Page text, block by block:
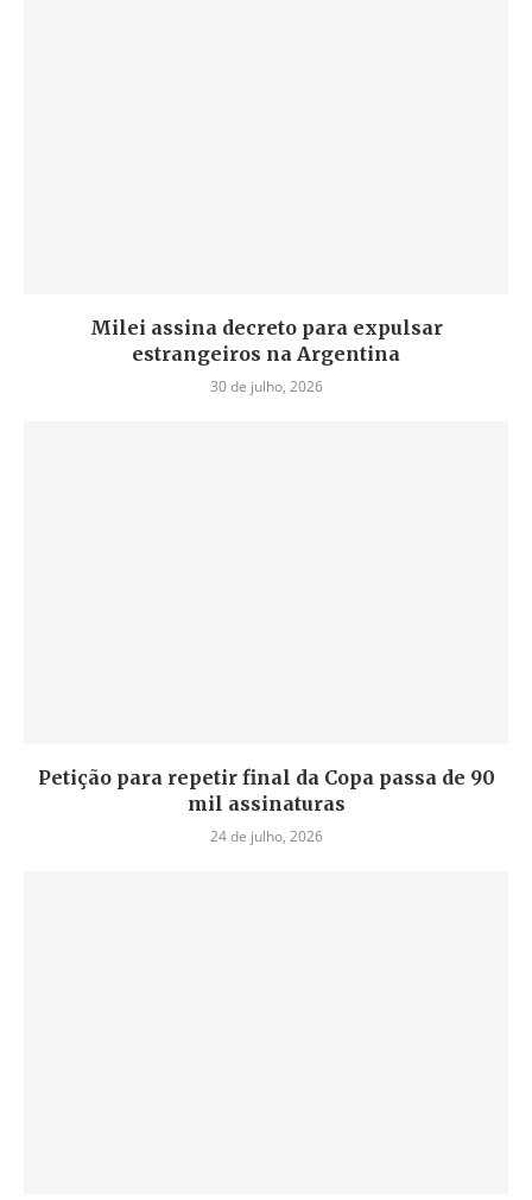
Milei assina decreto para expulsar
estrangeiros na Argentina
30 de julho, 2026
Petição para repetir final da Copa passa de 90
mil assinaturas
24 de julho, 2026